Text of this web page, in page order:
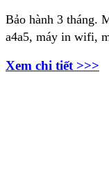
Bảo hành 3 tháng.
a4a5, máy in wifi,
Xem chi tiết >>>